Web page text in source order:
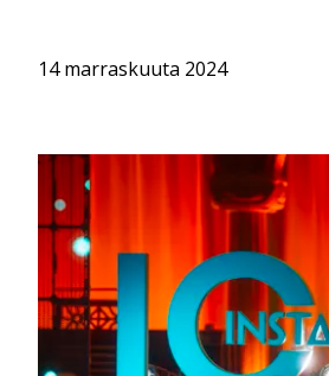
14 marraskuuta 2024